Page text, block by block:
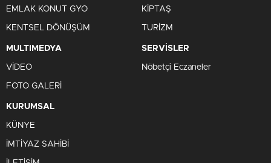
EMLAK KONUT GYO
KENTSEL DÖNÜŞÜM
KİPTAŞ
TURİZM
MULTIMEDYA
VİDEO
FOTO GALERİ
SERVİSLER
Nöbetçi Eczaneler
KURUMSAL
KÜNYE
İMTİYAZ SAHİBİ